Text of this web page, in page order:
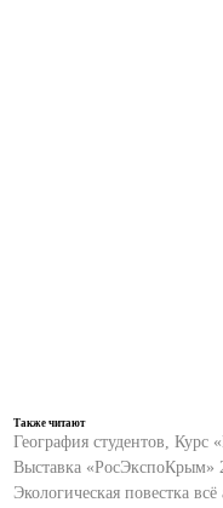
Также читают
География студентов,
Выставка
Экологическая повестка